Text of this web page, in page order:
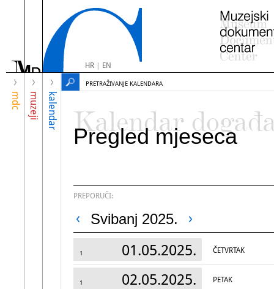
HR| EN
mdc muzeji kalendar
PRETRAŽIVANJE KALENDARA
Kalendar
Pregled mjeseca
PREPORUČI:
Svibanj 2025.
1 01.05.2025. ČETVRTAK
1 02.05.2025. PETAK